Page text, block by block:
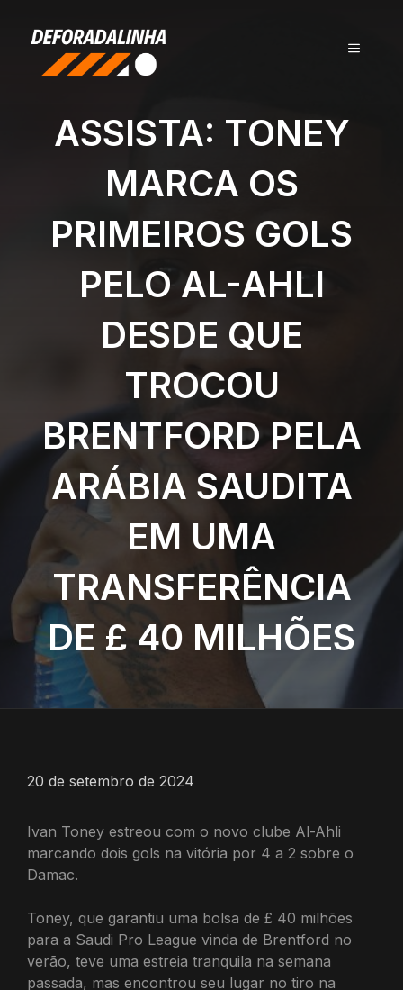
conteúdo
MENU
ASSISTA: TONEY
MARCA OS
PRIMEIROS GOLS
PELO AL-AHLI
DESDE QUE
TROCOU
BRENTFORD PELA
ARÁBIA SAUDITA
EM UMA
TRANSFERÊNCIA
DE £ 40 MILHÕES
20 de setembro de 2024
Ivan Toney estreou com o novo clube Al-Ahli
marcando dois gols na vitória por 4 a 2 sobre o
Damac.
Toney, que garantiu uma bolsa de £ 40 milhões
para a Saudi Pro League vinda de Brentford no
verão, teve uma estreia tranquila na semana
passada, mas encontrou seu lugar no tiro na